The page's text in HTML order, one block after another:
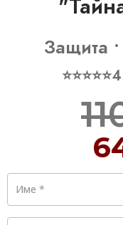
Защита
Име *